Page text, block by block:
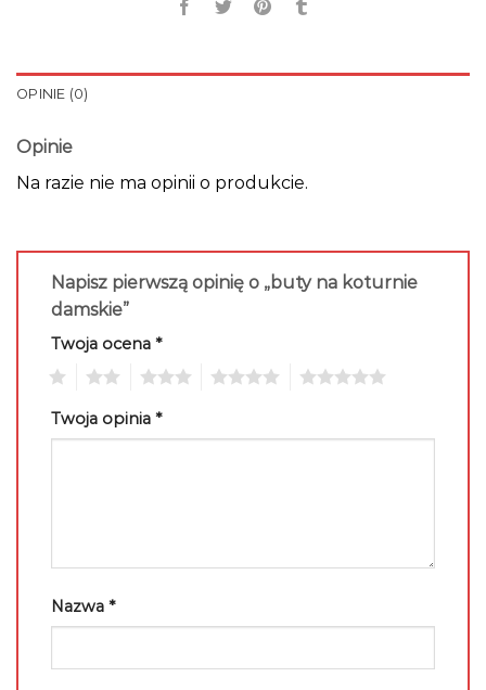
OPINIE (0)
Opinie
Na razie nie ma opinii o produkcie.
Napisz pierwszą opinię o „buty na koturnie
damskie”
Twoja ocena *
Twoja opinia *
Nazwa *